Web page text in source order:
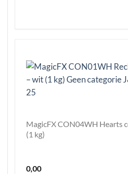
MagicFX CON04WH Hearts
(1 kg)
0,00